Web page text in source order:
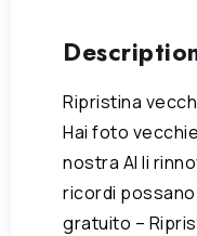
Ripristina
Hai foto
nostra AI li
ricordi possano
gratuito –